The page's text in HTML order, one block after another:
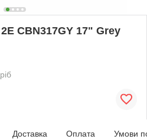
CBN317GY 17" Grey
Доставка Оплата Умови